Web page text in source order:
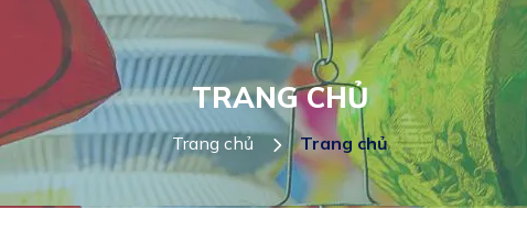
TRANG CHỦ
Trang chủ Trang chủ